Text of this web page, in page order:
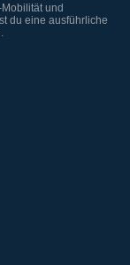
und
du eine ausführliche